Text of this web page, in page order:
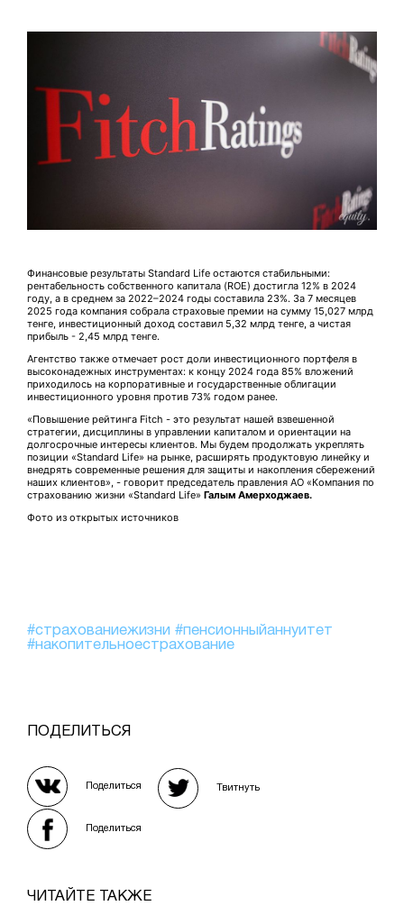
Финансовые результаты Standard Life остаются стабильными:
рентабельность собственного капитала (ROE) достигла 12% в 2024
году, а в среднем за 2022–2024 годы составила 23%. За 7 месяцев
2025 года компания собрала страховые премии на сумму 15,027 млрд
тенге, инвестиционный доход составил 5,32 млрд тенге, а чистая
прибыль - 2,45 млрд тенге.
Агентство также отмечает рост доли инвестиционного портфеля в
высоконадежных инструментах: к концу 2024 года 85% вложений
приходилось на корпоративные и государственные облигации
инвестиционного уровня против 73% годом ранее.
«Повышение рейтинга Fitch - это результат нашей взвешенной
стратегии, дисциплины в управлении капиталом и ориентации на
долгосрочные интересы клиентов. Мы будем продолжать укреплять
позиции «Standard Life» на рынке, расширять продуктовую линейку и
внедрять современные решения для защиты и накопления сбережений
наших клиентов», - говорит председатель правления АО «Компания по
страхованию жизни «Standard Life» Галым Амерходжаев.
Фото из открытых источников
#страхованиежизни #пенсионныйаннуитет
#накопительноестрахование
ПОДЕЛИТЬСЯ
Поделиться Твитнуть
Поделиться
ЧИТАЙТЕ ТАКЖЕ